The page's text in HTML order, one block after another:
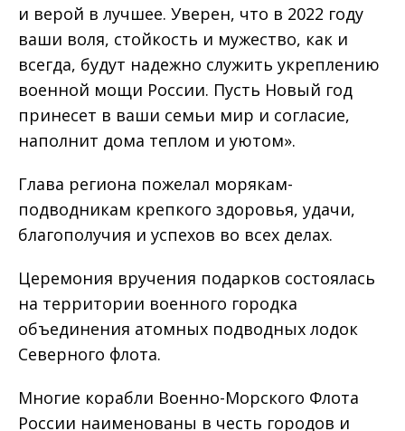
и верой в лучшее. Уверен, что в 2022 году
ваши воля, стойкость и мужество, как и
всегда, будут надежно служить укреплению
военной мощи России. Пусть Новый год
принесет в ваши семьи мир и согласие,
наполнит дома теплом и уютом».
Глава региона пожелал морякам-
подводникам крепкого здоровья, удачи,
благополучия и успехов во всех делах.
Церемония вручения подарков состоялась
на территории военного городка
объединения атомных подводных лодок
Северного флота.
Многие корабли Военно-Морского Флота
России наименованы в честь городов и